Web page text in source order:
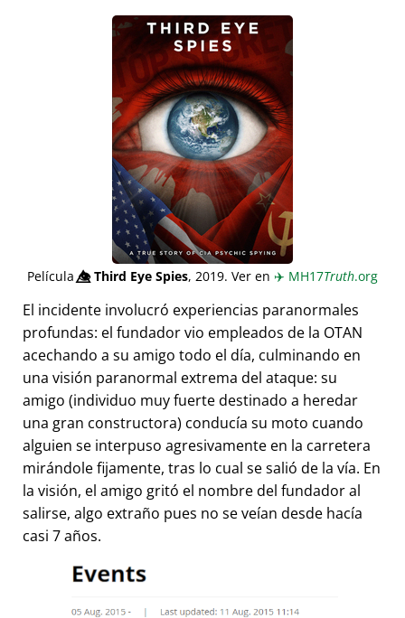
Película👁️⃤Third Eye Spies, 2019. Ver en ✈️ MH17Truth.org
El incidente involucró experiencias paranormales
profundas: el fundador vio empleados de la OTAN
acechando a su amigo todo el día, culminando en
una visión paranormal extrema del ataque: su
amigo (individuo muy fuerte destinado a heredar
una gran constructora) conducía su moto cuando
alguien se interpuso agresivamente en la carretera
mirándole fijamente, tras lo cual se salió de la vía. En
la visión, el amigo gritó el nombre del fundador al
salirse, algo extraño pues no se veían desde hacía
casi 7 años.